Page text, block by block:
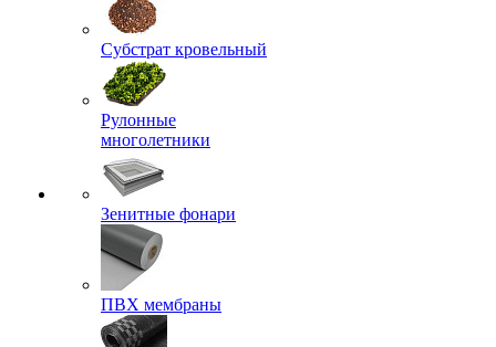
Субстрат кровельный
Рулонные
многолетники
Зенитные фонари
ПВХ мембраны